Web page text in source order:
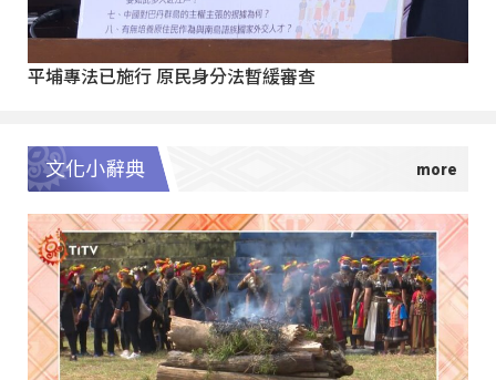
平埔專法已施行 原民身分法暫緩審查
文化小辭典